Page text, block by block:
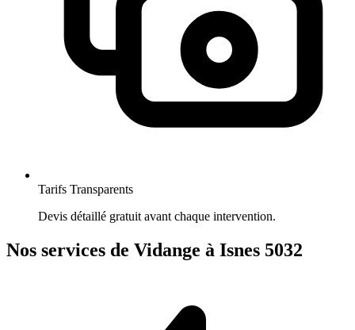
Tarifs Transparents
Devis détaillé gratuit avant chaque intervention.
Nos services de Vidange à Isnes 5032